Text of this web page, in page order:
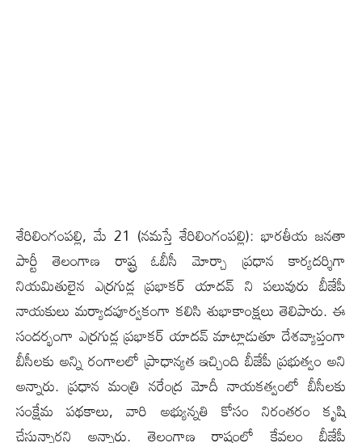
శేరిలింగంపల్లి, మే 21 (న‌మస్తే శేరిలింగంపల్లి): భారతీయ జనతా
పార్టీ తెలంగాణ రాష్ట్ర ఓబీసీ మోర్చా ప్రధాన కార్యదర్శిగా
నియమితులైన ఎర్రగుడ్ల ప్రభాకర్ యాదవ్ ని ప‌లువురు బీజేపీ
నాయ‌కులు మర్యాదపూర్వకంగా కలిసి శుభాకాంక్షలు తెలిపారు. ఈ
సందర్భంగా ఎర్రగుడ్ల ప్రభాకర్ యాదవ్ మాట్లాడుతూ దేశవ్యాప్తంగా
బీసీలకు అన్ని రంగాలలో ప్రాధాన్యత ఇచ్చింది బీజేపీ ప్రభుత్వం అని
అన్నారు. ప్రధాన మంత్రి నరేంద్ర మోదీ నాయకత్వంలో బీసీలకు
సంక్షేమ పథకాలు, వారి అభ్యున్నతి కోసం నిరంతరం కృషి
చేస్తున్నార‌ని అన్నారు. తెలంగాణ రాష్ట్రంలో కేవలం బీజేపీ